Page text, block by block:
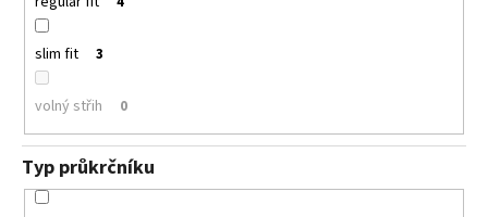
slim fit 3
volný střih 0
Typ průkrčníku